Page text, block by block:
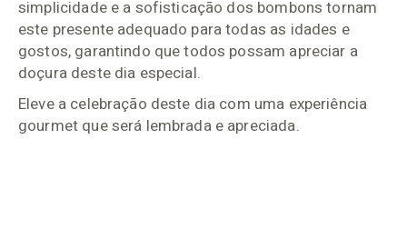
simplicidade e a sofisticação dos bombons tornam
este presente adequado para todas as idades e
gostos, garantindo que todos possam apreciar a
doçura deste dia especial.
Eleve a celebração deste dia com uma experiência
gourmet que será lembrada e apreciada.